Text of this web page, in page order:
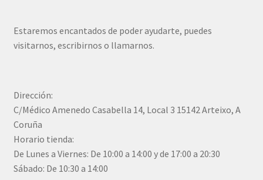
Estaremos encantados de poder ayudarte, puedes
visitarnos, escribirnos o llamarnos.
Dirección:
C/Médico Amenedo Casabella 14, Local 3 15142 Arteixo, A
Coruña
Horario tienda:
De Lunes a Viernes: De 10:00 a 14:00 y de 17:00 a 20:30
Sábado: De 10:30 a 14:00